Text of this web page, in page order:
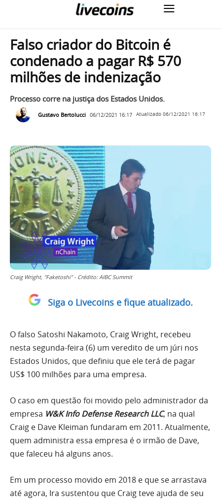
Falso criador do Bitcoin é
condenado a pagar R$ 570
milhões de indenização
Processo corre na justiça dos Estados Unidos.
Gustavo Bertolucci 06/12/2021 16:17 Atualizado 06/12/2021 16:17
Craig Wright, "Faketoshi" - Crédito: AIBC Summit
Siga o Livecoins e fique atualizado.
O falso Satoshi Nakamoto, Craig Wright, recebeu
nesta segunda-feira (6) um veredito de um júri nos
Estados Unidos, que definiu que ele terá de pagar
US$ 100 milhões para uma empresa.
O caso em questão foi movido pelo administrador da
empresa W&K Info Defense Research LLC, na qual
Craig e Dave Kleiman fundaram em 2011. Atualmente,
quem administra essa empresa é o irmão de Dave,
que faleceu há alguns anos.
Em um processo movido em 2018 e que se arrastava
até agora, Ira sustentou que Craig teve ajuda de seu